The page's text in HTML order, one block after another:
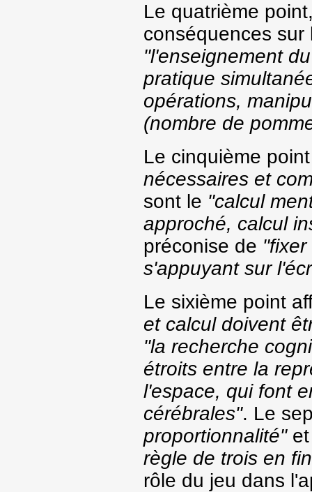
Le quatrième
conséquences sur
"l'enseignement
pratique
opérations,
(nombre de
Le cinquième
nécessaires et
sont le "calcul
approché, calcul
préconise de
s'appuyant sur
Le sixième point
et calcul doivent
"la recherche
étroits entre la
l'espace, qui font
cérébrales". Le
proportionnalité"et
règle de trois en
rôle du jeu dans